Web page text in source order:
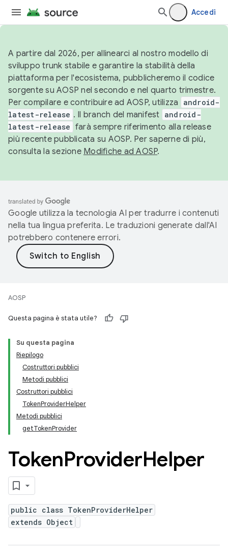
Accedi
A partire dal 2026, per allinearci al nostro modello di
sviluppo trunk stabile e garantire la stabilità della
piattaforma per l'ecosistema, pubblicheremo il codice
sorgente su AOSP nel secondo e nel quarto trimestre.
Per compilare e contribuire ad AOSP, utilizza
android-
latest-release . Il branch del manifest android-
latest-release farà sempre riferimento alla release
più recente pubblicata su AOSP. Per saperne di più,
consulta la sezione Modifiche ad AOSP.
Google utilizza la tecnologia AI per tradurre i contenuti
nella tua lingua preferita. Le traduzioni generate dall'AI
potrebbero contenere errori.
AOSP
Questa pagina è stata utile?
Su questa pagina
Riepilogo
Costruttori pubblici
Metodi pubblici
Costruttori pubblici
TokenProviderHelper
Metodi pubblici
getTokenProvider
TokenProviderHelper
public class TokenProviderHelper
extends Object